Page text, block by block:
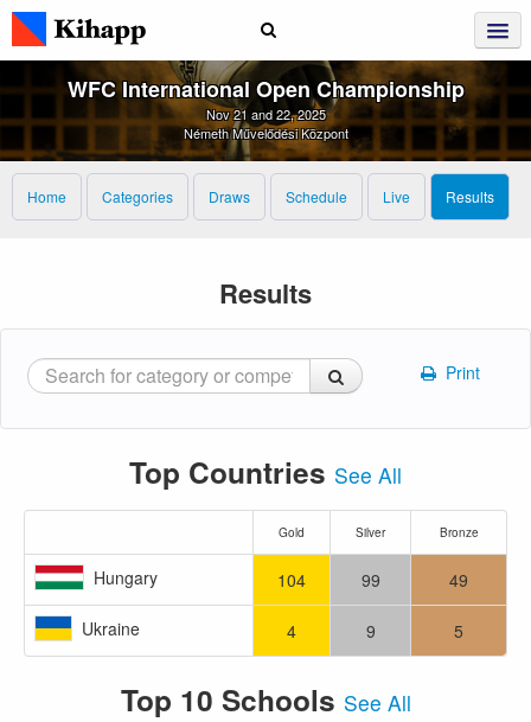
WFC International Open Championship
Nov 21 and 22, 2025
Németh Művelődési Központ
Home Categories Draws Schedule Live Results
Results
Print
Top Countries See All
Gold Silver Bronze
Hungary 104 99 49
Ukraine 4 9 5
Top 10 Schools See All